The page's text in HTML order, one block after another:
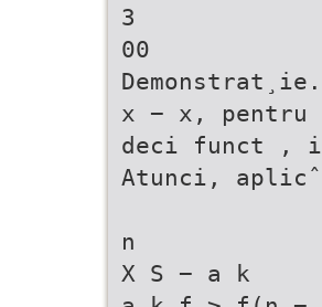
3
00
x − x, pentru
deci funct ,
Atunci,
n  
X S − a k